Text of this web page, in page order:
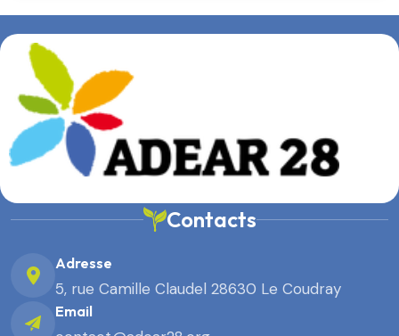
Contacts
Adresse
5, rue Camille Claudel 28630 Le Coudray
Email